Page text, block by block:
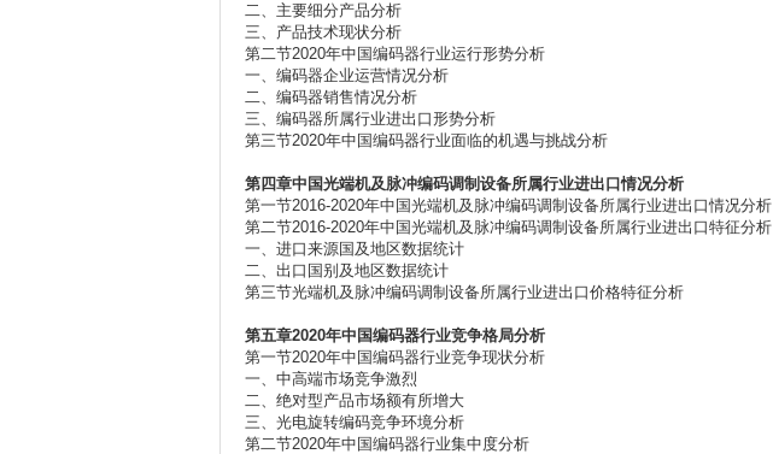
二、主要细分产品分析
三、产品技术现状分析
第二节2020年中国编码器行业运行形势分析
一、编码器企业运营情况分析
二、编码器销售情况分析
三、编码器所属行业进出口形势分析
第三节2020年中国编码器行业面临的机遇与挑战分析
第四章中国光端机及脉冲编码调制设备所属行业进出口情况分析
第一节2016-2020年中国光端机及脉冲编码调制设备所属行业进出口情况分析
第二节2016-2020年中国光端机及脉冲编码调制设备所属行业进出口特征分析
一、进口来源国及地区数据统计
二、出口国别及地区数据统计
第三节光端机及脉冲编码调制设备所属行业进出口价格特征分析
第五章2020年中国编码器行业竞争格局分析
第一节2020年中国编码器行业竞争现状分析
一、中高端市场竞争激烈
二、绝对型产品市场额有所增大
三、光电旋转编码竞争环境分析
第二节2020年中国编码器行业集中度分析